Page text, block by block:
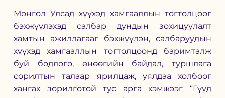
Монгол Улсад хүүхэд хамгааллын тогтолцоог
бэхжүүлэхэд салбар дундын зохицуулалт
хамтын ажиллагааг бэхжүүлэн, салбаруудын
хүүхэд хамгааллын тогтолцоонд баримталж
буй бодлого, өнөөгийн байдал, туршлага
сорилтын талаар ярилцаж, уялдаа холбоог
хангах зорилготой тус арга хэмжээг “Гүүд